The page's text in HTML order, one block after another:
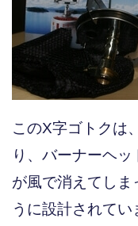
このX字ゴトクは
り、バーナーヘ
が風で消えてしま
うに設計されて